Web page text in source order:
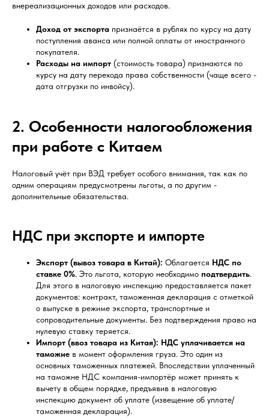
внереализационных доходов или расходов.
Доход от экспорта признаётся в рублях по курсу на дату
поступления аванса или полной оплаты от иностранного
покупателя.
Расходы на импорт (стоимость товара) признаются по
курсу на дату перехода права собственности (чаще всего -
дата отгрузки по инвойсу).
2. Особенности налогообложения
при работе с Китаем
Налоговый учёт при ВЭД требует особого внимания, так как по
одним операциям предусмотрены льготы, а по другим -
дополнительные обязательства.
НДС при экспорте и импорте
Экспорт (вывоз товара в Китай): Облагается НДС по
ставке 0%. Это льгота, которую необходимо подтвердить.
Для этого в налоговую инспекцию предоставляется пакет
документов: контракт, таможенная декларация с отметкой
о выпуске в режиме экспорта, транспортные и
сопроводительные документы. Без подтверждения право на
нулевую ставку теряется.
Импорт (ввоз товара из Китая): НДС уплачивается на
таможне в момент оформления груза. Это один из
основных таможенных платежей. Впоследствии уплаченный
на таможне НДС компания-импортёр может принять к
вычету в общем порядке, предъявив в налоговую
инспекцию документ об уплате (извещение об уплате/
таможенная декларация).